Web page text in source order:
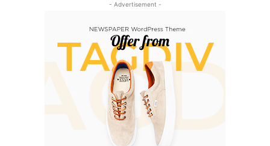
- Advertisement -